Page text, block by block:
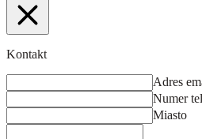
Kontakt
Adres
Numer
Miasto